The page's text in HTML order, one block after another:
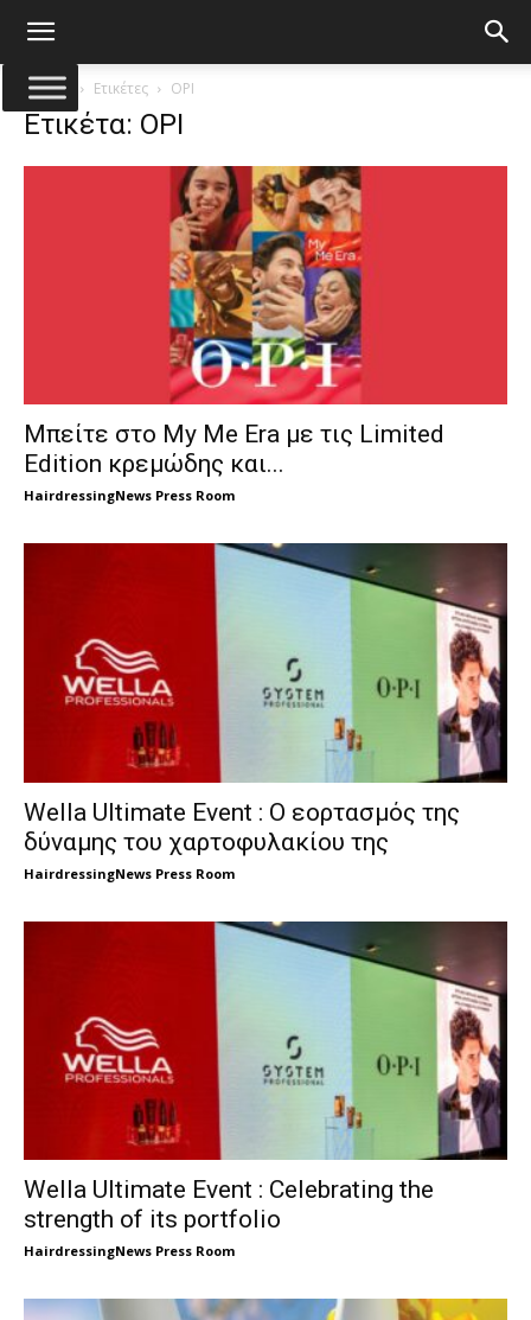
Αρχική Ετικέτες OPI
Ετικέτα: OPI
Μπείτε στο My Me Era με τις Limited
Edition κρεμώδης και...
HairdressingNews Press Room
Wella Ultimate Event : Ο εορτασμός της
δύναμης του χαρτοφυλακίου της
HairdressingNews Press Room
Wella Ultimate Event : Celebrating the
strength of its portfolio
HairdressingNews Press Room